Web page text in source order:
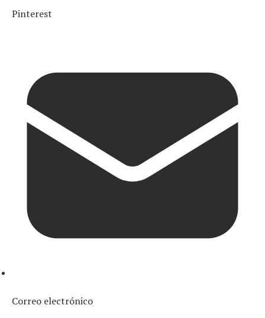
Pinterest
Correo electrónico